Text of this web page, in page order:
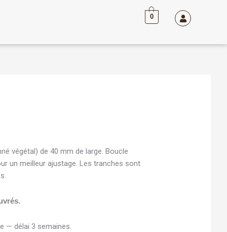
0
prix :
50,00€
végétal) de 40 mm de large. Boucle
un meilleur ajustage. Les tranches sont
— délai 3 semaines.